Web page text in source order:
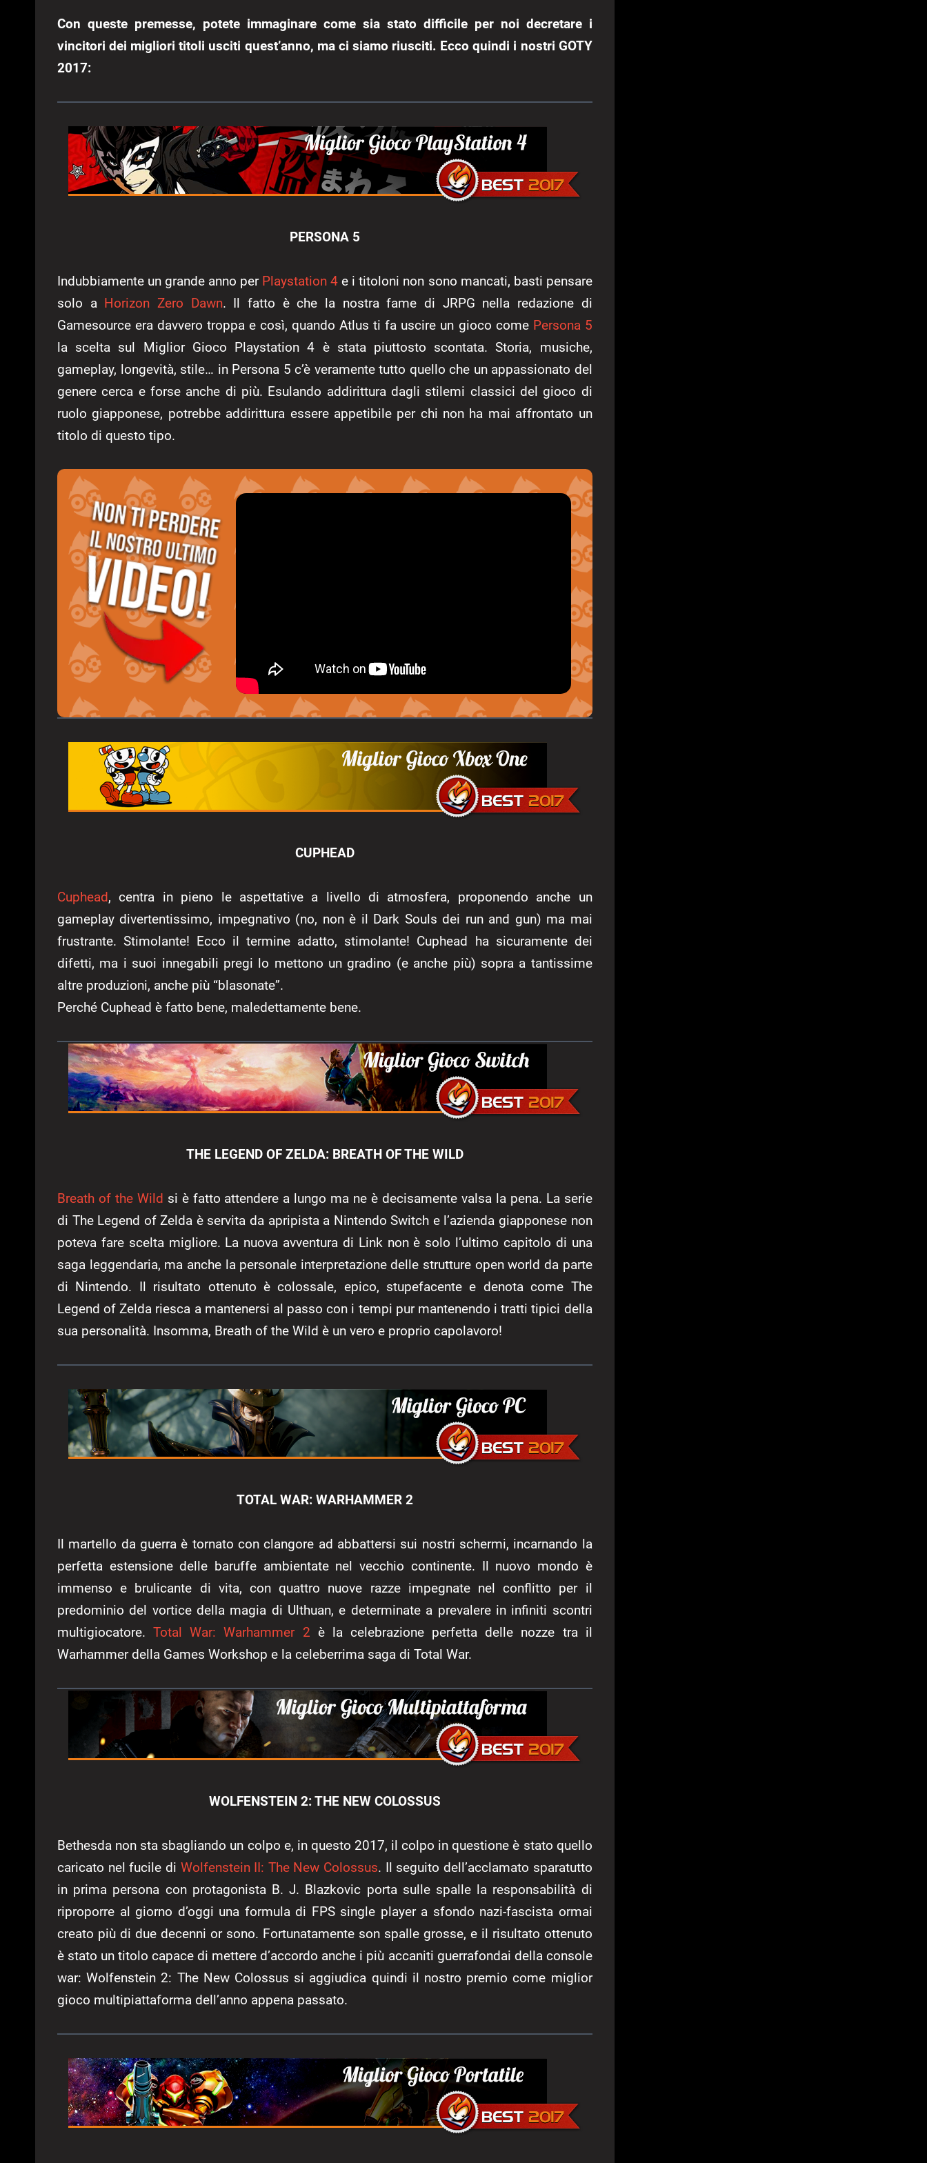
Con queste premesse, potete immaginare come sia stato difficile per noi decretare i
vincitori dei migliori titoli usciti quest’anno, ma ci siamo riusciti. Ecco quindi i nostri GOTY
2017:
PERSONA 5
Indubbiamente un grande anno per Playstation 4 e i titoloni non sono mancati, basti pensare
solo a Horizon Zero Dawn. Il fatto è che la nostra fame di JRPG nella redazione di
Gamesource era davvero troppa e così, quando Atlus ti fa uscire un gioco come Persona 5
la scelta sul Miglior Gioco Playstation 4 è stata piuttosto scontata. Storia, musiche,
gameplay, longevità, stile… in Persona 5 c’è veramente tutto quello che un appassionato del
genere cerca e forse anche di più. Esulando addirittura dagli stilemi classici del gioco di
ruolo giapponese, potrebbe addirittura essere appetibile per chi non ha mai affrontato un
titolo di questo tipo.
CUPHEAD
Cuphead, centra in pieno le aspettative a livello di atmosfera, proponendo anche un
gameplay divertentissimo, impegnativo (no, non è il Dark Souls dei run and gun) ma mai
frustrante. Stimolante! Ecco il termine adatto, stimolante! Cuphead ha sicuramente dei
difetti, ma i suoi innegabili pregi lo mettono un gradino (e anche più) sopra a tantissime
altre produzioni, anche più “blasonate”.
Perché Cuphead è fatto bene, maledettamente bene.
THE LEGEND OF ZELDA: BREATH OF THE WILD
Breath of the Wild si è fatto attendere a lungo ma ne è decisamente valsa la pena. La serie
di The Legend of Zelda è servita da apripista a Nintendo Switch e l’azienda giapponese non
poteva fare scelta migliore. La nuova avventura di Link non è solo l’ultimo capitolo di una
saga leggendaria, ma anche la personale interpretazione delle strutture open world da parte
di Nintendo. Il risultato ottenuto è colossale, epico, stupefacente e denota come The
Legend of Zelda riesca a mantenersi al passo con i tempi pur mantenendo i tratti tipici della
sua personalità. Insomma, Breath of the Wild è un vero e proprio capolavoro!
TOTAL WAR: WARHAMMER 2
Il martello da guerra è tornato con clangore ad abbattersi sui nostri schermi, incarnando la
perfetta estensione delle baruffe ambientate nel vecchio continente. Il nuovo mondo è
immenso e brulicante di vita, con quattro nuove razze impegnate nel conflitto per il
predominio del vortice della magia di Ulthuan, e determinate a prevalere in infiniti scontri
multigiocatore.Total War: Warhammer 2 è la celebrazione perfetta delle nozze tra il
Warhammer della Games Workshop e la celeberrima saga di Total War.
WOLFENSTEIN 2: THE NEW COLOSSUS
Bethesda non sta sbagliando un colpo e, in questo 2017, il colpo in questione è stato quello
caricato nel fucile di Wolfenstein II: The New Colossus. Il seguito dell’acclamato sparatutto
in prima persona con protagonista B. J. Blazkovic porta sulle spalle la responsabilità di
riproporre al giorno d’oggi una formula di FPS single player a sfondo nazi-fascista ormai
creato più di due decenni or sono. Fortunatamente son spalle grosse, e il risultato ottenuto
è stato un titolo capace di mettere d’accordo anche i più accaniti guerrafondai della console
war: Wolfenstein 2: The New Colossus si aggiudica quindi il nostro premio come miglior
gioco multipiattaforma dell’anno appena passato.